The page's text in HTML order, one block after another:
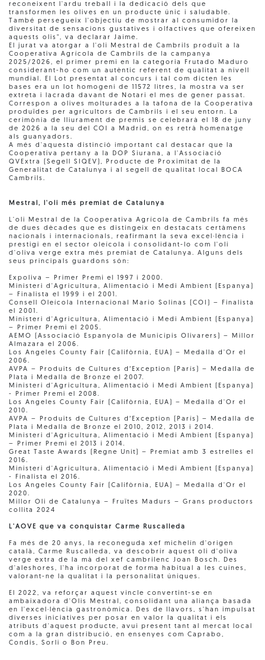
reconeixent l'ardu treball i la dedicació dels que
transformen les olives en un producte únic i saludable.
També persegueix l'objectiu de mostrar al consumidor la
diversitat de sensacions gustatives i olfactives que ofereixen
aquests olis", va declarar Jaime.
El jurat va atorgar a l'oli Mestral de Cambrils produït a la
Cooperativa Agrícola de Cambrils de la campanya
2025/2026, el primer premi en la categoria Frutado Maduro
considerant-ho com un autèntic referent de qualitat a nivell
mundial. El Lot presentat al concurs i tal com dicten les
bases era un lot homogeni de 11572 litres, la mostra va ser
extreta i lacrada davant de Notari el mes de gener passat.
Correspon a olives molturades a la tafona de la Cooperativa
produïdes per agricultors de Cambrils i el seu entorn. La
cerimònia de lliurament de premis se celebrarà el 18 de juny
de 2026 a la seu del COI a Madrid, on es retrà homenatge
als guanyadors.
A més d'aquesta distinció important cal destacar que la
Cooperativa pertany a la DOP Siurana, a l'Associació
QVExtra (Segell SIQEV), Producte de Proximitat de la
Generalitat de Catalunya i al segell de qualitat local BOCA
Cambrils.
Mestral, l'oli més premiat de Catalunya
L'oli Mestral de la Cooperativa Agrícola de Cambrils fa més
de dues dècades que es distingeix en destacats certàmens
nacionals i internacionals, reafirmant la seva excel·lència i
prestigi en el sector oleícola i consolidant-lo com l'oli
d'oliva verge extra més premiat de Catalunya. Alguns dels
seus principals guardons són:
Expoliva – Primer Premi el 1997 i 2000.
Ministeri d'Agricultura, Alimentació i Medi Ambient (Espanya)
– Finalista el 1999 i el 2001.
Consell Oleícola Internacional Mario Solinas (COI) – Finalista
el 2001.
Ministeri d'Agricultura, Alimentació i Medi Ambient (Espanya)
– Primer Premi el 2005.
AEMO (Associació Espanyola de Municipis Olivarers) – Millor
Almazara el 2006.
Los Angeles County Fair (Califòrnia, EUA) – Medalla d'Or el
2006.
AVPA – Produits de Cultures d’Exception (París) – Medalla de
Plata i Medalla de Bronze el 2007.
Ministeri d'Agricultura, Alimentació i Medi Ambient (Espanya)
- Primer Premi el 2008.
Los Angeles County Fair (Califòrnia, EUA) – Medalla d'Or el
2010.
AVPA – Produits de Cultures d’Exception (París) – Medalla de
Plata i Medalla de Bronze el 2010, 2012, 2013 i 2014.
Ministeri d'Agricultura, Alimentació i Medi Ambient (Espanya)
– Primer Premi el 2013 i 2014.
Great Taste Awards (Regne Unit) – Premiat amb 3 estrelles el
2016.
Ministeri d'Agricultura, Alimentació i Medi Ambient (Espanya)
- Finalista el 2016.
Los Angeles County Fair (Califòrnia, EUA) – Medalla d'Or el
2020.
Millor Oli de Catalunya – Fruïtes Madurs – Grans productors
collita 2024
L'AOVE que va conquistar Carme Ruscalleda
Fa més de 20 anys, la reconeguda xef michelín d'origen
català, Carme Ruscalleda, va descobrir aquest oli d'oliva
verge extra de la mà del xef cambrilenc Joan Bosch. Des
d'aleshores, l'ha incorporat de forma habitual a les cuines,
valorant-ne la qualitat i la personalitat úniques.
El 2022, va reforçar aquest vincle convertint-se en
ambaixadora d'Olis Mestral, consolidant una aliança basada
en l'excel·lència gastronòmica. Des de llavors, s'han impulsat
diverses iniciatives per posar en valor la qualitat i els
atributs d'aquest producte, avui present tant al mercat local
com a la gran distribució, en ensenyes com Caprabo,
Condis, Sorli o Bon Preu.